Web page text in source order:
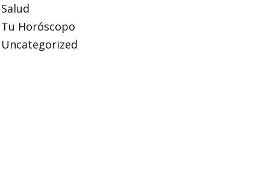
Salud
Tu Horóscopo
Uncategorized